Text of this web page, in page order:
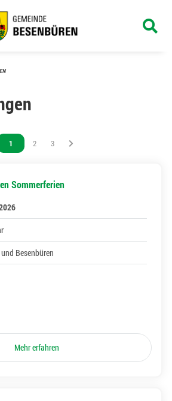
Vous êtes sur la page
1 Vous êtes sur la page
2 Vous êtes sur la page
3
Sommerferien
Besenbüren
Mehr erfahren